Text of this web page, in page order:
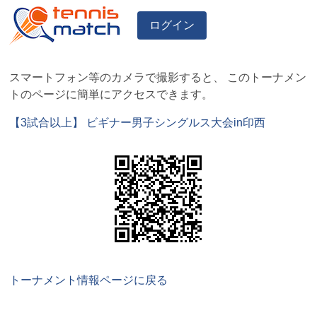
ログイン
スマートフォン等のカメラで撮影すると、 このトーナメン
トのページに簡単にアクセスできます。
【3試合以上】 ビギナー男子シングルス大会in印西
トーナメント情報ページに戻る